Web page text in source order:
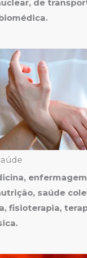
de
saúde
fisioterapia,